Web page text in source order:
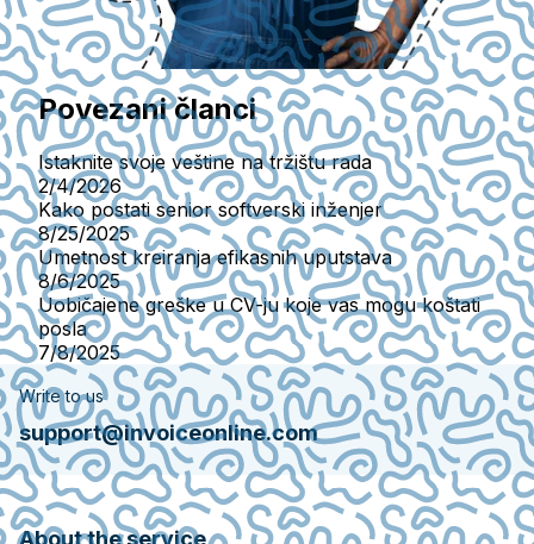
Povezani članci
Istaknite svoje veštine na tržištu rada
2/4/2026
Kako postati senior softverski inženjer
8/25/2025
Umetnost kreiranja efikasnih uputstava
8/6/2025
Uobičajene greške u CV-ju koje vas mogu koštati
posla
7/8/2025
Write to us
support@invoiceonline.com